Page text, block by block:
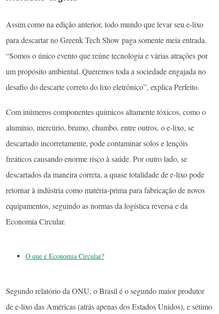
Assim como na edição anterior, todo mundo que levar seu e-lixo
para descartar no Greenk Tech Show paga somente meia entrada.
“Somos o único evento que reúne tecnologia e várias atrações por
um propósito ambiental. Queremos toda a sociedade engajada no
desafio do descarte correto do lixo eletrônico”, explica Perfeito.
Com inúmeros componentes químicos altamente tóxicos, como o
alumínio, mercúrio, brumo, chumbo, entre outros, o e-lixo, se
descartado incorretamente, pode contaminar solos e lençóis
freáticos causando enorme risco à saúde. Por outro lado, se
descartados da maneira correta, a quase totalidade de e-lixo pode
retornar à indústria como matéria-prima para fabricação de novos
equipamentos, seguindo as normas da logística reversa e da
Economia Circular.
O que é Economia Circular?
Segundo relatório da ONU, o Brasil é o segundo maior produtor
de e-lixo das Américas (atrás apenas dos Estados Unidos), e sétimo